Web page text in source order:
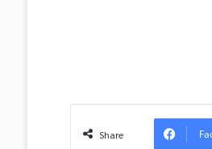
Share